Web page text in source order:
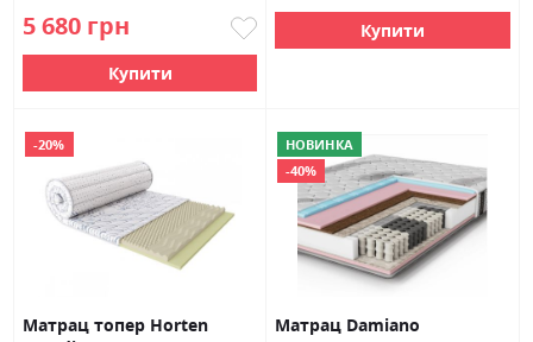
5 680 грн
Купити
Купити
-20%
Матрац топер Horten
НОВИНКА
-40%
Матрац Damiano